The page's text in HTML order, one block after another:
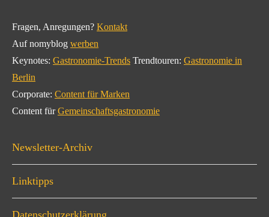
Fragen, Anregungen? Kontakt
Auf nomyblog werben
Keynotes: Gastronomie-Trends Trendtouren: Gastronomie in
Berlin
Corporate: Content für Marken
Content fürGemeinschaftsgastronomie
Newsletter-Archiv
Linktipps
Datenschutzerklärung